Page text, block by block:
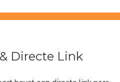
Directe Link